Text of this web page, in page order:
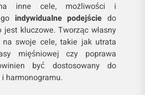
inne cele, możliwości i
indywidualne podejście do
kluczowe. Tworząc własny
swoje cele, takie jak utrata
mięśniowej czy poprawa
być dostosowany do
harmonogramu.